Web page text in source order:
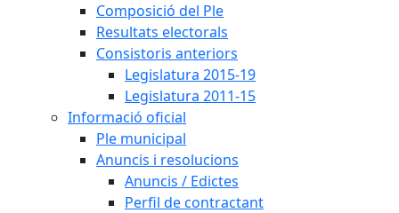
Composició del Ple
Resultats electorals
Consistoris anteriors
Legislatura 2015-19
Legislatura 2011-15
Informació oficial
Ple municipal
Anuncis i resolucions
Anuncis / Edictes
Perfil de contractant